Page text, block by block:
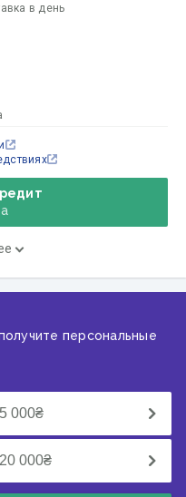
в день
персональные
5 000₴
20 000₴